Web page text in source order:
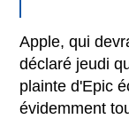
Apple, qui
déclaré jeudi
plainte d'Epic
évidemment